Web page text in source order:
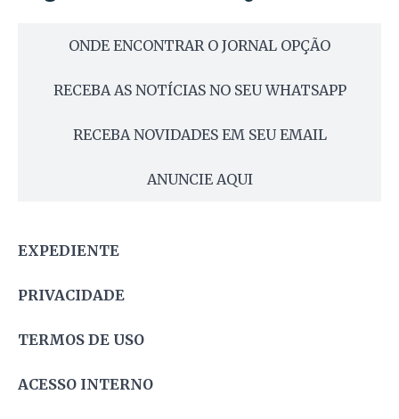
ONDE ENCONTRAR O JORNAL OPÇÃO
RECEBA AS NOTÍCIAS NO SEU WHATSAPP
RECEBA NOVIDADES EM SEU EMAIL
ANUNCIE AQUI
EXPEDIENTE
PRIVACIDADE
TERMOS DE USO
ACESSO INTERNO